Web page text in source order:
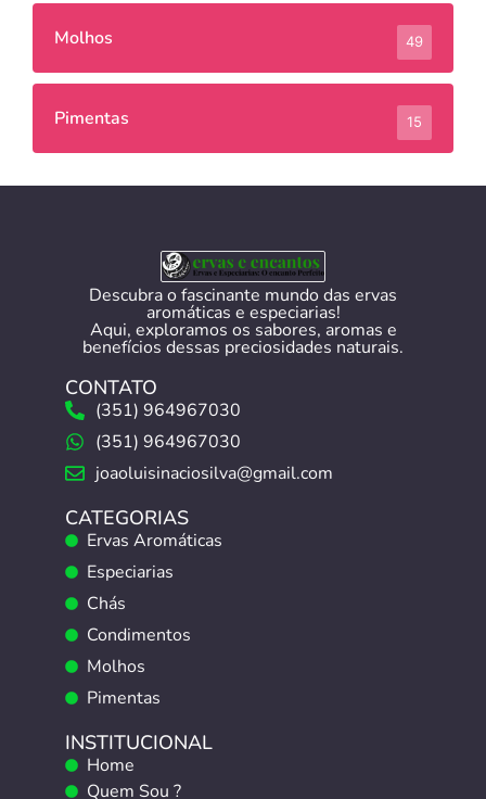
Molhos 49
Pimentas 15
Descubra o fascinante mundo das ervas
aromáticas e especiarias!
Aqui, exploramos os sabores, aromas e
benefícios dessas preciosidades naturais.
CONTATO
(351) 964967030
(351) 964967030
joaoluisinaciosilva@gmail.com
CATEGORIAS
Ervas Aromáticas
Especiarias
Chás
Condimentos
Molhos
Pimentas
INSTITUCIONAL
Home
Quem Sou ?